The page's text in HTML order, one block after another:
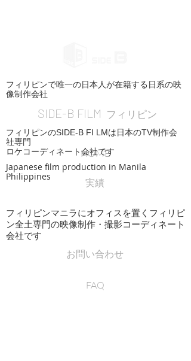
フィリピンで唯一の日本人が在籍する日系の映
像制作会社
SIDE-B FILM フィリピン
Japanese film production in Manila
Philippines
HOME
実績
フィリピンのSIDE-B FI LMは日本のTV制作会
社専門
ロケコーディネート会社です
フィリピンマニラにオフィスを置くフィリピ
ン全土専門の映像制作・撮影コーディネート
会社です
お問い合わせ
FAQ